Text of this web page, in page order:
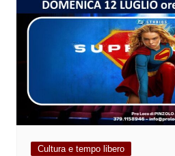
Cultura e tempo libero